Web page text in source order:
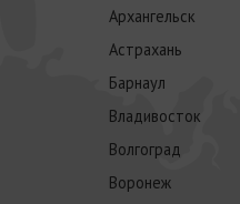
Архангельск
Астрахань
Барнаул
Владивосток
Волгоград
Воронеж